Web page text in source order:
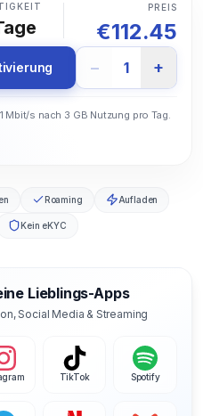
PREIS
€112.45
− 1 +
s nach 3 GB Nutzung pro Tag.
Roaming Aufladen
Kein eKYC
Lieblings-Apps
Social Media & Streaming
TikTok Spotify